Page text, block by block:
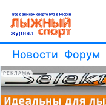
Новости Форум
РЕКЛАМА